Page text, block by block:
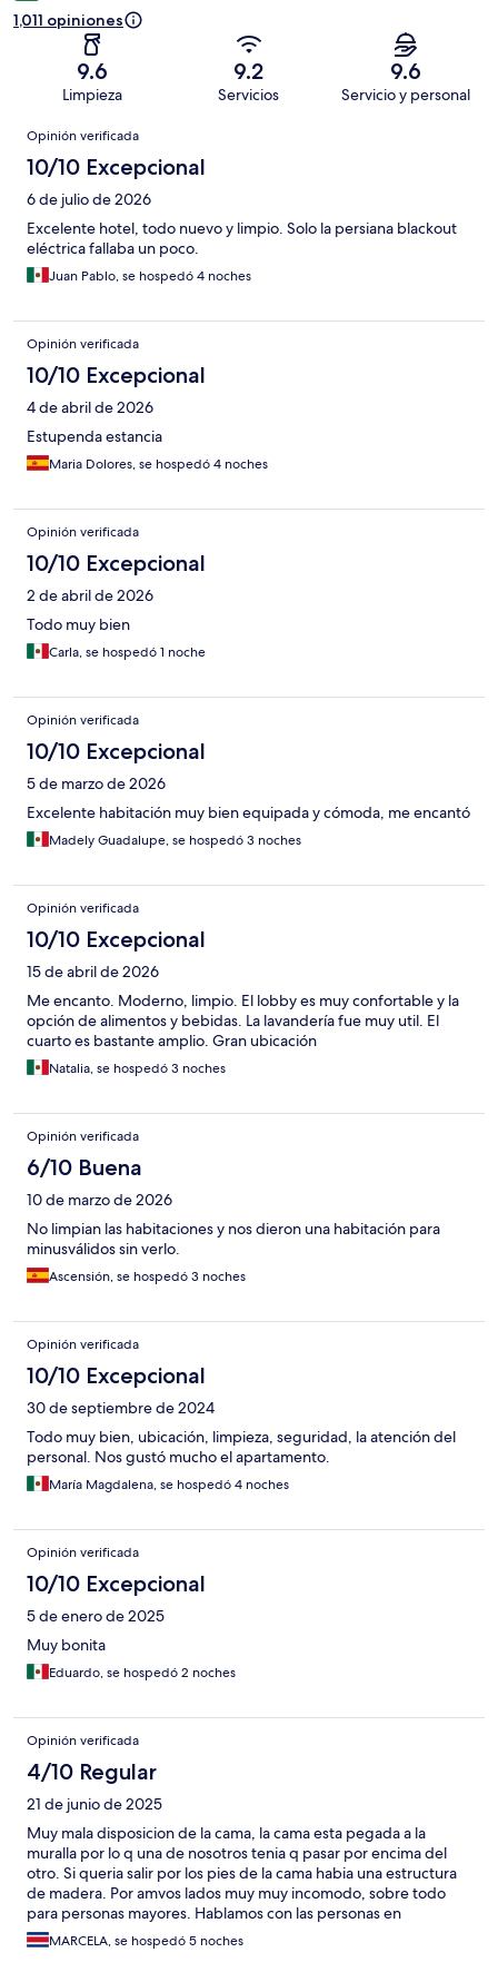
1,011 opiniones
9.6
Limpieza
9.2
Servicios
9.6
Servicio y personal
Opiniones
Opinión verificada
10/10 Excepcional
6 de julio de 2026
Excelente hotel, todo nuevo y limpio. Solo la persiana blackout
eléctrica fallaba un poco.
Juan Pablo, se hospedó 4 noches
Opinión verificada
10/10 Excepcional
4 de abril de 2026
Estupenda estancia
Maria Dolores, se hospedó 4 noches
Opinión verificada
10/10 Excepcional
2 de abril de 2026
Todo muy bien
Carla, se hospedó 1 noche
Opinión verificada
10/10 Excepcional
5 de marzo de 2026
Excelente habitación muy bien equipada y cómoda, me encantó
Madely Guadalupe, se hospedó 3 noches
Opinión verificada
10/10 Excepcional
15 de abril de 2026
Me encanto. Moderno, limpio. El lobby es muy confortable y la
opción de alimentos y bebidas. La lavandería fue muy util. El
cuarto es bastante amplio. Gran ubicación
Natalia, se hospedó 3 noches
Opinión verificada
6/10 Buena
10 de marzo de 2026
No limpian las habitaciones y nos dieron una habitación para
minusválidos sin verlo.
Ascensión, se hospedó 3 noches
Opinión verificada
10/10 Excepcional
30 de septiembre de 2024
Todo muy bien, ubicación, limpieza, seguridad, la atención del
personal. Nos gustó mucho el apartamento.
María Magdalena, se hospedó 4 noches
Opinión verificada
10/10 Excepcional
5 de enero de 2025
Muy bonita
Eduardo, se hospedó 2 noches
Opinión verificada
4/10 Regular
21 de junio de 2025
Muy mala disposicion de la cama, la cama esta pegada a la
muralla por lo q una de nosotros tenia q pasar por encima del
otro. Si queria salir por los pies de la cama habia una estructura
de madera. Por amvos lados muy muy incomodo, sobre todo
para personas mayores. Hablamos con las personas en
recepcion y nos dijeron q todas las habitaciones eran asi. Eso no
es verdad, vimos otras q no tenian la estructura a los pies de la
MARCELA, se hospedó 5 noches